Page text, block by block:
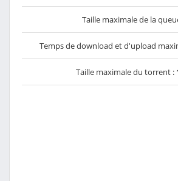
Taille maximale de la
Temps de download et d'upload
Taille maximale du torrent :